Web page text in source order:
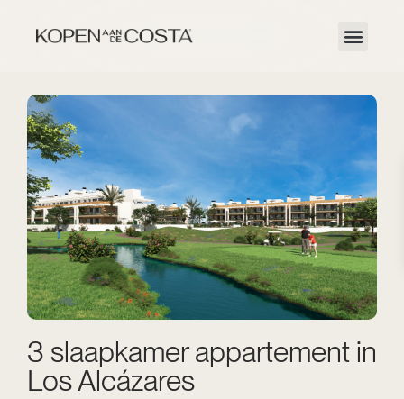
3 slaapkamer appartement in
Los Alcázares